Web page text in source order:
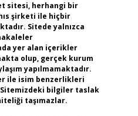
sitesi, herhangi bir
şirketi ile hiçbir
Sitede yalnızca
yer alan içerikler
olup, gerçek kurum
yapılmamaktadır.
ile isim benzerlikleri
bilgiler taslak
taşımazlar.